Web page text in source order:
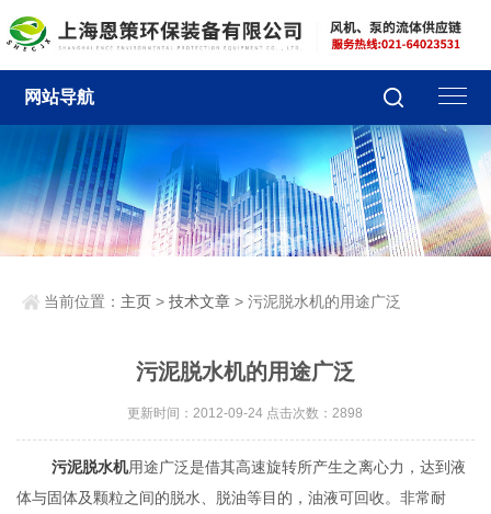
网站导航
当前位置： 主页 >技术文章 > 污泥脱水机的用途广泛
污泥脱水机的用途广泛
更新时间：2012-09-24 点击次数：2898
污泥脱水机用途广泛是借其高速旋转所产生之离心力，达到液
体与固体及颗粒之间的脱水、脱油等目的，油液可回收。非常耐